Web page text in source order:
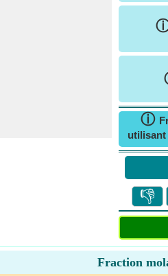
ⓘ
utilisant
👎
Fraction